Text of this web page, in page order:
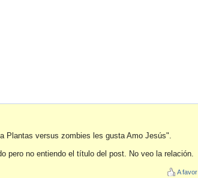
Plantas versus zombies les gusta Amo Jesús".
pero no entiendo el título del post. No veo la relación.
A favor